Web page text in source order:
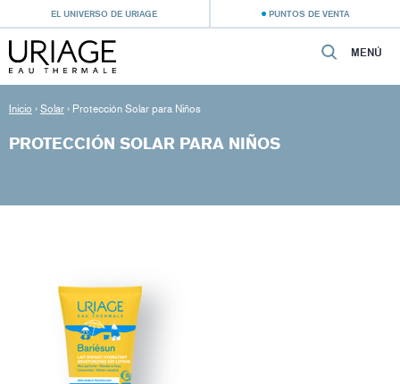
EL UNIVERSO DE URIAGE PUNTOS DE VENTA
MENÚ
Inicio › Solar › Protección Solar para Niños
PROTECCIÓN SOLAR PARA NIÑOS